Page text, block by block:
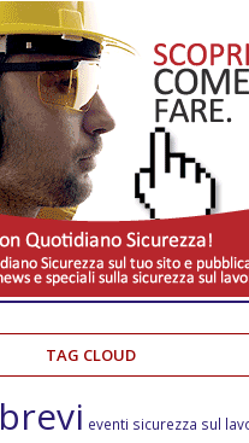
TAG CLOUD
brevi eventi sicurezza sul